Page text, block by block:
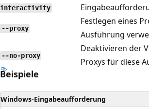
interactivity
--proxy
Festlegen eines
Ausführung
--no-proxy
Deaktivieren der
Proxys für diese
Beispiele
Windows-Eingabeaufforderung